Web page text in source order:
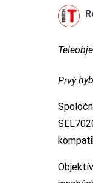
Prvý